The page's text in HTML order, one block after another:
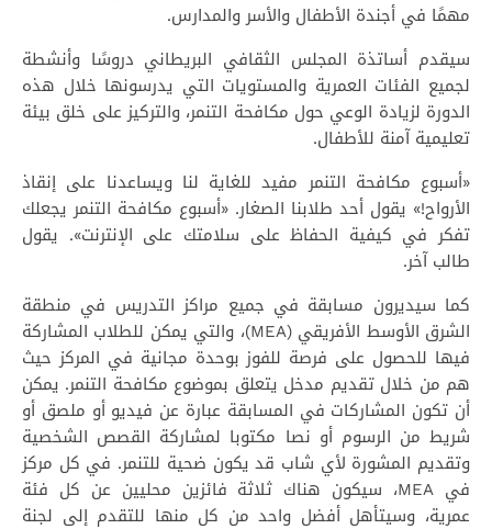
مهمًا في أجندة الأطفال والأسر والمدارس.
سيقدم أساتذة المجلس الثقافي البريطاني دروسًا وأنشطة
لجميع الفئات العمرية والمستويات التي يدرسونها خلال هذه
الدورة لزيادة الوعي حول مكافحة التنمر، والتركيز على خلق بيئة
تعليمية آمنة للأطفال.
«أسبوع مكافحة التنمر مفيد للغاية لنا ويساعدنا على إنقاذ
الأرواح!» يقول أحد طلابنا الصغار. «أسبوع مكافحة التنمر يجعلك
تفكر في كيفية الحفاظ على سلامتك على الإنترنت». يقول
طالب آخر.
كما سيديرون مسابقة في جميع مراكز التدريس في منطقة
الشرق الأوسط الأفريقي (MEA)، والتي يمكن للطلاب المشاركة
فيها للحصول على فرصة للفوز بوحدة مجانية في المركز حيث
هم من خلال تقديم مدخل يتعلق بموضوع مكافحة التنمر. يمكن
أن تكون المشاركات في المسابقة عبارة عن فيديو أو ملصق أو
شريط من الرسوم أو نصا مكتوبا لمشاركة القصص الشخصية
وتقديم المشورة لأي شاب قد يكون ضحية للتنمر. في كل مركز
في MEA، سيكون هناك ثلاثة فائزين محليين عن كل فئة
عمرية، وسيتأهل أفضل واحد من كل منها للتقدم إلى لجنة